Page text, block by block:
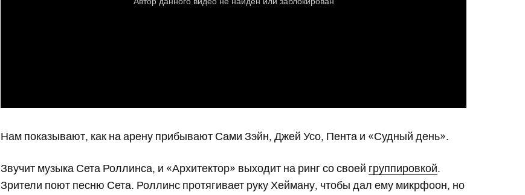
Нам показывают, как на арену прибывают Сами Зэйн, Джей Усо, Пента и «Судный день».
Звучит музыка Сета Роллинса, и «Архитектор» выходит на ринг со своей группировкой.
Зрители поют песню Сета. Роллинс протягивает руку Хейману, чтобы дал ему микрфоон, но